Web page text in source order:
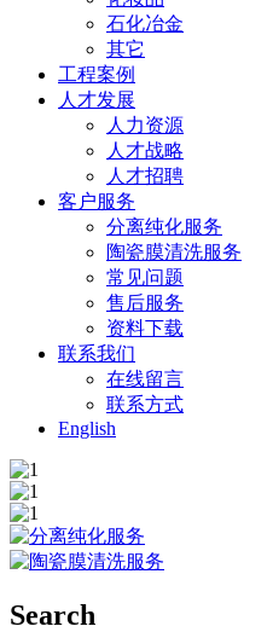
石化冶金
其它
工程案例
人才发展
人力资源
人才战略
人才招聘
客户服务
分离纯化服务
陶瓷膜清洗服务
常见问题
售后服务
资料下载
联系我们
在线留言
联系方式
English
Search